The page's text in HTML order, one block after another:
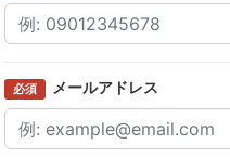
必須 メールアドレス